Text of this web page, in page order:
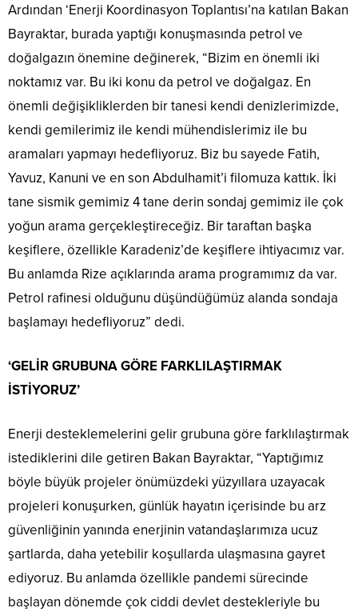
Ardından ‘Enerji Koordinasyon Toplantısı’na katılan Bakan
Bayraktar, burada yaptığı konuşmasında petrol ve
doğalgazın önemine değinerek, “Bizim en önemli iki
noktamız var. Bu iki konu da petrol ve doğalgaz. En
önemli değişikliklerden bir tanesi kendi denizlerimizde,
kendi gemilerimiz ile kendi mühendislerimiz ile bu
aramaları yapmayı hedefliyoruz. Biz bu sayede Fatih,
Yavuz, Kanuni ve en son Abdulhamit’i filomuza kattık. İki
tane sismik gemimiz 4 tane derin sondaj gemimiz ile çok
yoğun arama gerçekleştireceğiz. Bir taraftan başka
keşiflere, özellikle Karadeniz’de keşiflere ihtiyacımız var.
Bu anlamda Rize açıklarında arama programımız da var.
Petrol rafinesi olduğunu düşündüğümüz alanda sondaja
başlamayı hedefliyoruz” dedi.
‘GELİR GRUBUNA GÖRE FARKLILAŞTIRMAK
İSTİYORUZ’
Enerji desteklemelerini gelir grubuna göre farklılaştırmak
istediklerini dile getiren Bakan Bayraktar, “Yaptığımız
böyle büyük projeler önümüzdeki yüzyıllara uzayacak
projeleri konuşurken, günlük hayatın içerisinde bu arz
güvenliğinin yanında enerjinin vatandaşlarımıza ucuz
şartlarda, daha yetebilir koşullarda ulaşmasına gayret
ediyoruz. Bu anlamda özellikle pandemi sürecinde
başlayan dönemde çok ciddi devlet destekleriyle bu